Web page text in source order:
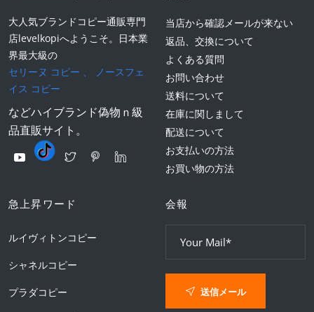
大人気ブランドコピー通販専門
店levelkopiへようこそ。日本業
界最大級の
セリーヌ コピー
ノースフェ
イス コピー
などハイブランド偽物ｎ級
品直販サイト。
当店から確認メールが来ない
返品、交換について
よくある質問
お問い合わせ
送料について
在庫に関しまして
配送について
お支払いの方法
お買い物の方法
急上昇ワード
ルイヴィトンコピー
シャネルコピー
プラダコピー
会報
送信メール